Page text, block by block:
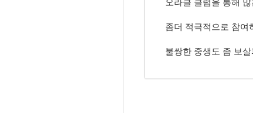
오라클 클럼을 통해
좀더 적극적으로 참여
불쌍한 중생도 좀 보